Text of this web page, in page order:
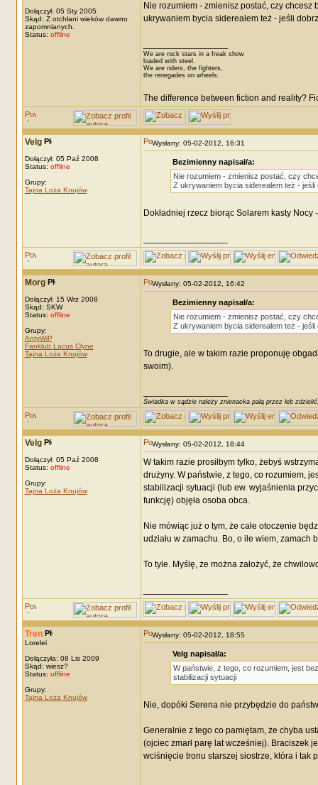
Dołączył: 05 Sty 2005
Skąd: Z otchłani wieków dawno
zapomnianych.
Status: offline
Nie rozumiem - zmienisz postać, czy
ukrywaniem bycia siderealem też - jeśli
We are rock stars in a freak show
loaded with steel.
We are riders, the fighters,
the renegades on wheels.
The difference between fiction and reality?
Velg
Dołączył: 05 Paź 2008
Status: offline
Grupy:
Tajna Loża Knujów
Wysłany: 05-02-2012, 16:31
Bezimienny napisał/a:
Nie rozumiem - zmienisz postać, czy
Z ukrywaniem bycia siderealem też -
Dokładniej rzecz biorąc Solarem kasty
Morg
Dołączył: 15 Wrz 2008
Skąd: SKW
Status: offline
Grupy:
AntyWiP
Fanklub Lacus Clyne
Tajna Loża Knujów
Wysłany: 05-02-2012, 16:42
Bezimienny napisał/a:
Nie rozumiem - zmienisz postać, czy
Z ukrywaniem bycia siderealem też -
To drugie, ale w takim razie proponuję
swoim).
Świadka w sądzie należy znienacka pałą przez łeb
Velg
Dołączył: 05 Paź 2008
Status: offline
Grupy:
Tajna Loża Knujów
Wysłany: 05-02-2012, 18:44
W takim razie prosiłbym tylko, żebyś
drużyny. W państwie, z tego, co rozumiem,
stabilizacji sytuacji (lub ew. wyjaśnienia
funkcję) objęła osoba obca.
Nie mówiąc już o tym, że całe otoczenie
udziału w zamachu. Bo, o ile wiem, zamach
To tyle. Myślę, że można założyć, że
Tren
Lorelei
Dołączyła: 08 Lis 2009
Skąd: wiesz?
Status: offline
Grupy:
Tajna Loża Knujów
Wysłany: 05-02-2012, 18:55
Velg napisał/a:
W państwie, z tego, co rozumiem, jest
stabilizacji sytuacji
Nie, dopóki Serena nie przybędzie do
Generalnie z tego co pamiętam, że chyba
(ojciec zmarł parę lat wcześniej). Braciszek
wciśnięcie tronu starszej siostrze, która i tak